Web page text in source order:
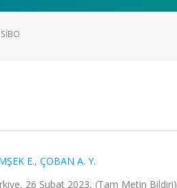
E., ÇOBAN A. Y.
26 Şubat 2023, (Tam Metin Bildiri)